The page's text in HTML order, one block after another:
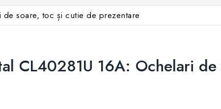
de soare, toc și cutie de prezentare
CL40281U 16A: Ochelari